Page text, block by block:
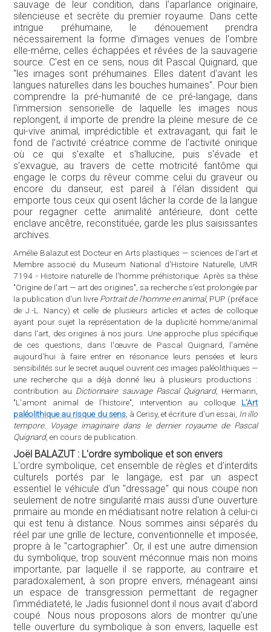
sauvage de leur condition, dans l'aparlance originaire,
silencieuse et secrète du premier royaume. Dans cette
intrigue préhumaine, le dénouement prendra
nécessairement la forme d'images venues de l'ombre
elle-même, celles échappées et rêvées de la sauvagerie
source. C'est en ce sens, nous dit Pascal Quignard, que
"les images sont préhumaines. Elles datent d'avant les
langues naturelles dans les bouches humaines". Pour bien
comprendre la pré-humanité de ce pré-langage, dans
l'immersion sensorielle de laquelle les images nous
replongent, il importe de prendre la pleine mesure de ce
qui-vive animal, imprédictible et extravagant, qui fait le
fond de l'activité créatrice comme de l'activité onirique
où ce qui s'exalte et s'hallucine, puis s'évade et
s'exvague, au travers de cette motricité fantôme qui
engage le corps du rêveur comme celui du graveur ou
encore du danseur, est pareil à l'élan dissident qui
emporte tous ceux qui osent lâcher la corde de la langue
pour regagner cette animalité antérieure, dont cette
enclave ancêtre, reconstituée, garde les plus saisissantes
archives.
Amélie Balazut est Docteur en Arts plastiques — sciences de l'art et
Membre associé du Museum National d'Histoire Naturelle, UMR
7194 - Histoire naturelle de l'homme préhistorique. Après sa thèse
"Origine de l'art — art des origines", sa recherche s'est prolongée par
la publication d'un livre Portrait de l'homme en animal, PUP (préface
de J.-L. Nancy) et celle de plusieurs articles et actes de colloque
ayant pour sujet la représentation de la duplicité homme/animal
dans l'art, des origines à nos jours. Une approche plus spécifique
de ces questions, dans l'œuvre de Pascal Quignard, l'amène
aujourd'hui à faire entrer en résonance leurs pensées et leurs
sensibilités sur le secret auquel ouvrent ces images paléolithiques —
une recherche qui a déjà donné lieu à plusieurs productions :
contribution au Dictionnaire sauvage Pascal Quignard, Hermann,
"L'amont animal de l'histoire", intervention au colloque L'Art
paléolithique au risque du sens, à Cerisy, et écriture d'un essai, In illo
tempore. Voyage imaginaire dans le dernier royaume de Pascal
Quignard, en cours de publication.
Joël BALAZUT : L'ordre symbolique et son envers
L'ordre symbolique, cet ensemble de règles et d'interdits
culturels portés par le langage, est par un aspect
essentiel le véhicule d'un "dressage" qui nous coupe non
seulement de notre singularité mais aussi d'une ouverture
primaire au monde en médiatisant notre relation à celui-ci
qui est tenu à distance. Nous sommes ainsi séparés du
réel par une grille de lecture, conventionnelle et imposée,
propre à le "cartographier". Or, il est une autre dimension
du symbolique, trop souvent méconnue mais non moins
importante, par laquelle il se rapporte, au contraire et
paradoxalement, à son propre envers, ménageant ainsi
un espace de transgression permettant de regagner
l'immédiateté, le Jadis fusionnel dont il nous avait d'abord
coupé. Nous nous proposons alors de montrer qu'une
telle ouverture du symbolique à son envers, laquelle est